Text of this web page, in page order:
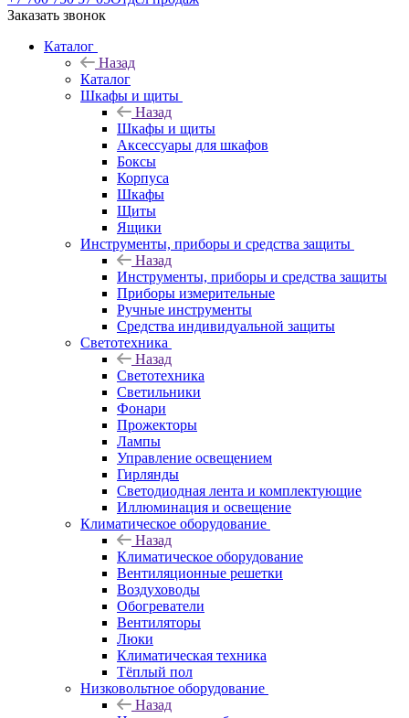
Заказать звонок
Каталог
Назад
Каталог
Шкафы и щиты
Назад
Шкафы и щиты
Аксессуары для шкафов
Боксы
Корпуса
Шкафы
Щиты
Ящики
Инструменты, приборы и средства защиты
Назад
Инструменты, приборы и средства защиты
Приборы измерительные
Ручные инструменты
Средства индивидуальной защиты
Светотехника
Назад
Светотехника
Светильники
Фонари
Прожекторы
Лампы
Управление освещением
Гирлянды
Светодиодная лента и комплектующие
Иллюминация и освещение
Климатическое оборудование
Назад
Климатическое оборудование
Вентиляционные решетки
Воздуховоды
Обогреватели
Вентиляторы
Люки
Климатическая техника
Тёплый пол
Низковольтное оборудование
Назад